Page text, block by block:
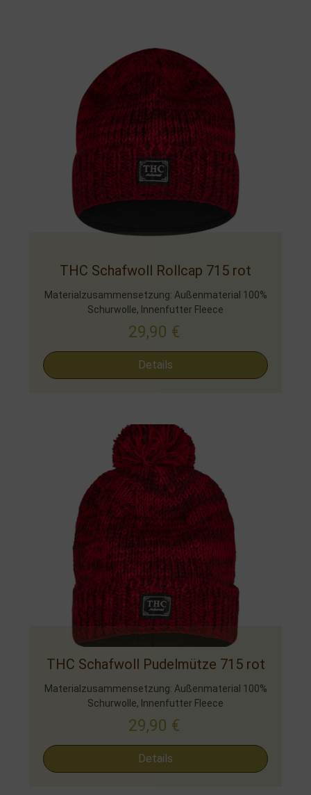
THC Schafwoll Rollcap 715 rot
Materialzusammensetzung: Außenmaterial 100%
Schurwolle, Innenfutter Fleece
29,90 €
Details
THC Schafwoll Pudelmütze 715 rot
Materialzusammensetzung: Außenmaterial 100%
Schurwolle, Innenfutter Fleece
29,90 €
Details